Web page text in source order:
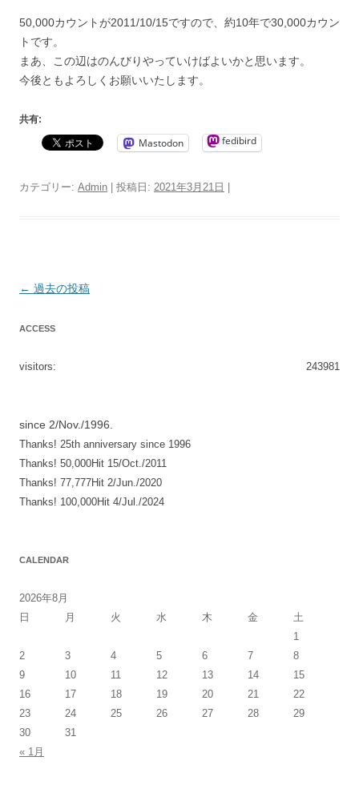
50,000カウントが2011/10/15ですので、約10年で30,000カウン
トです。
まあ、この辺はのんびりやっていけばよいかと思います。
今後ともよろしくお願いいたします。
共有:
Mastodon fedibird
カテゴリー: Admin | 投稿日: 2021年3月21日 |
投
ナ
シ
ョ
ン
← 過去の投稿
ACCESS
243981
visitors:
since 2/Nov./1996.
Thanks! 25th anniversary since 1996
Thanks! 50,000Hit 15/Oct./2011
Thanks! 77,777Hit 2/Jun./2020
Thanks! 100,000Hit 4/Jul./2024
CALENDAR
2026年8月
日
月 火 水 木 金
土
1
2
3 4 5 6 7
8
9
10 11 12 13 14
15
16
17 18 19 20 21
22
23
24 25 26 27 28
29
30
31
« 1月